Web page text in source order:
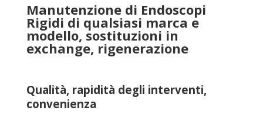
Manutenzione di Endoscopi
Rigidi di qualsiasi marca e
modello, sostituzioni in
exchange, rigenerazione
Qualità, rapidità degli interventi,
convenienza